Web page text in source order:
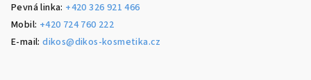
Pevná linka: +420 326 921 466
Mobil: +420 724 760 222
E-mail:dikos@dikos-kosmetika.cz